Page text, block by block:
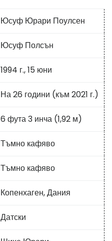
Юсуф Юрари Поулсен
Юсуф Полсън
1994 г., 15 юни
На 26 години (към 2021 г.)
6 фута 3 инча (1,92 м)
Тъмно кафяво
Тъмно кафяво
Копенхаген, Дания
Датски